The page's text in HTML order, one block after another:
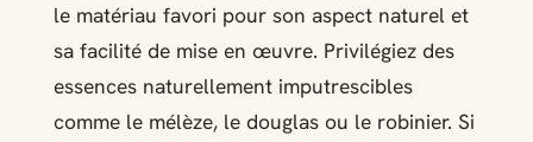
le matériau favori pour son aspect naturel et
sa facilité de mise en œuvre. Privilégiez des
essences naturellement imputrescibles
comme le mélèze, le douglas ou le robinier. Si